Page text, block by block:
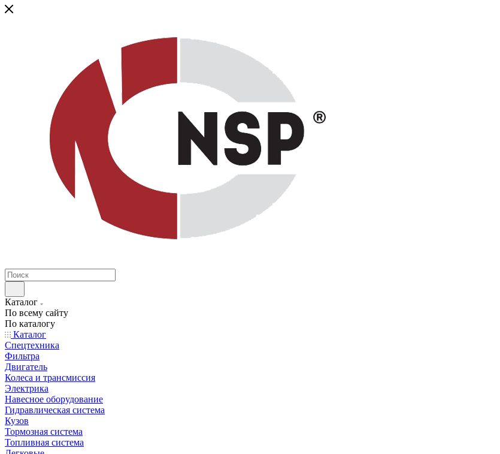
Каталог
По всему сайту
По каталогу
Каталог
Спецтехника
Фильтра
Двигатель
Колеса и трансмиссия
Электрика
Навесное оборудование
Гидравлическая система
Кузов
Тормозная система
Топливная система